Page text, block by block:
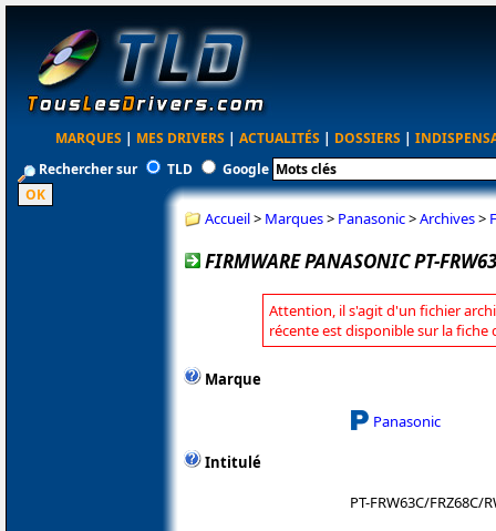
MARQUES | MES DRIVERS | ACTUALITÉS | DOSSIERS |
Rechercher sur
TLD Google
Accueil> Marques> Panasonic>Archives>
FIRMWARE PANASONIC PT-
Attention, il s'agit d'un fichier
récente est disponible sur la fiche
Marque
Panasonic
Intitulé
PT-FRW63C/FRZ68C/